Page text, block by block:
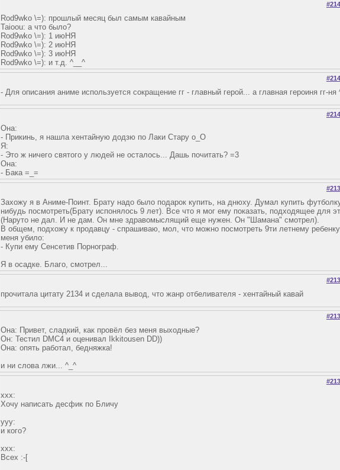
Rod9wko \=): прошлый месяц был самым кавайным
Taioou: а что было?
Rod9wko \=): 1 июНЯ
Rod9wko \=): 2 июНЯ
Rod9wko \=): 3 июНЯ
Rod9wko \=): и т.д. ^__^
- Для описания аниме используется сокращение гг - главный герой... а главная героиня гг-ня
Она:
- Прикинь, я нашла хентайную додзю по Лаки Стару о_О
Я:
- Это ж ничего святого у людей не осталось... Дашь почитать? =3
Она:
- Бака =_=
Захожу я в Аниме-Поинт. Брату надо было подарок купить, на днюху. Думал купить
нибудь посмотреть(Брату испонялось 9 лет). Все что я мог ему показать, подходящее для
(Наруто не дал. И не дам. Он мне здравомыслящий еще нужен. Он "Шамана" смотрел).
В общем, подхожу к продавцу - спрашиваю, мол, что можно посмотреть 9ти летнему
меня убило:
- Купи ему Сенсетив Порнограф.
Я в осадке. Благо, смотрел...
прочитала цитату 2134 и сделала вывод, что жанр отбеливателя - хентайный кавай
Она: Привет, сладкий, как провёл без меня выходные?
Он: Тестил DMC4 и оценивал Ikkitousen DD))
Она: опять работал, бедняжка!
и ни слова лжи... ^_^
xxx:
Хочу написать десфик по Бличу
yyy:
и кого?
xxx:
Всех :-[